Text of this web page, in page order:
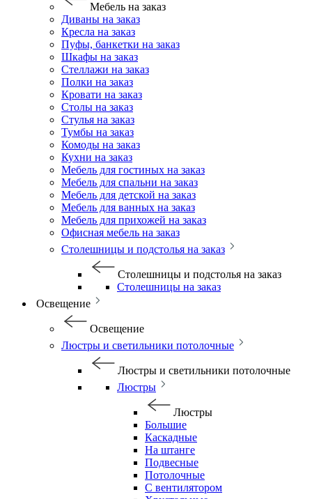
Мебель на заказ
Диваны на заказ
Кресла на заказ
Пуфы, банкетки на заказ
Шкафы на заказ
Стеллажи на заказ
Полки на заказ
Кровати на заказ
Столы на заказ
Стулья на заказ
Тумбы на заказ
Комоды на заказ
Кухни на заказ
Мебель для гостиных на заказ
Мебель для спальни на заказ
Мебель для детской на заказ
Мебель для ванных на заказ
Мебель для прихожей на заказ
Офисная мебель на заказ
Столешницы и подстолья на заказ
Столешницы и подстолья на заказ
Столешницы на заказ
Освещение
Освещение
Люстры и светильники потолочные
Люстры и светильники потолочные
Люстры
Люстры
Большие
Каскадные
На штанге
Подвесные
Потолочные
С вентилятором